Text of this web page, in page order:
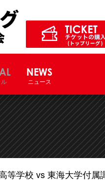
NEWS
ニュース
等学校 vs 東海大学付属